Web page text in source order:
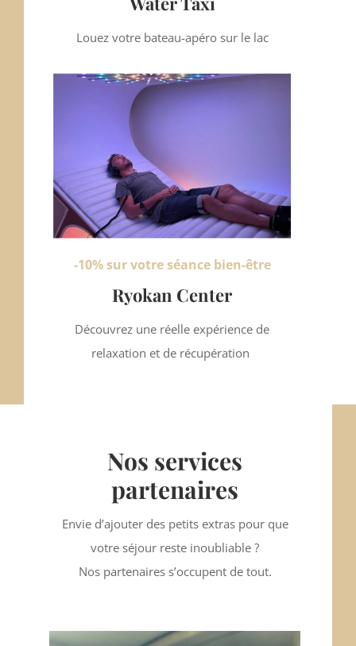
Louez votre bateau-apéro sur le lac
-10% sur votre séance bien-être
Ryokan Center
Découvrez une réelle expérience de
relaxation et de récupération
Nos services
partenaires
Envie d’ajouter des petits extras pour que
votre séjour reste inoubliable ?
Nos partenaires s’occupent de tout.